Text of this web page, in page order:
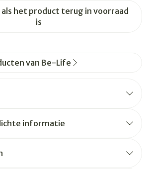
het product terug in voorraad
is
van Be-Life
informatie